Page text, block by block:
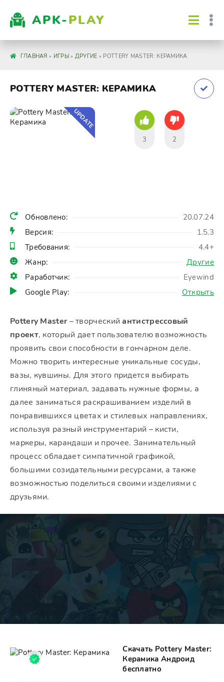
APK-PLAY
ГЛАВНАЯ » ИГРЫ» ДРУГИЕ » POTTERY MASTER: КЕРАМИКА
POTTERY MASTER: КЕРАМИКА
Обновлено:
20.07.24
Версия:
1.5.3
Требования:
4.4+
Жанр:
Другие
Раработчик:
Eyewind
Google Play:
Открыть
UPDATE
3 2
Pottery Master – творческийантистрессовый
проект, который дает пользователю возможность
проявить свои способности в гончарном деле.
Можно творить интересные уникальные сосуды,
вазы, кувшины. Для этого придется выбирать
глиняный материал, задавать нужные формы, а
далее заниматься раскрашиванием изделий в
понравившихся цветах и стилевых направлениях,
используя разный инструментарий – кисти,
маркеры, карандаши и прочее. Занимательный
процесс обладает симпатичной графикой,
большими созидательными ресурсами, а также
возможностью поделиться своими изделиями с
друзьями.
Скачать Pottery Master:
Керамика Андроид
бесплатно